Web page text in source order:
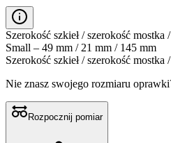
Szerokość szkieł / szerokość mostka
Small – 49 mm / 21 mm / 145 mm
Szerokość szkieł / szerokość mostka
Nie znasz swojego rozmiaru
Rozpocznij pomiar